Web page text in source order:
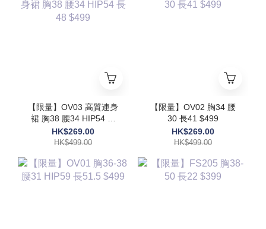
【限量】OV03 高質連身
裙 胸38 腰34 HIP54 長
48 $499
HK$269.00
HK$499.00
【限量】OV02 胸34 腰
30 長41 $499
HK$269.00
HK$499.00